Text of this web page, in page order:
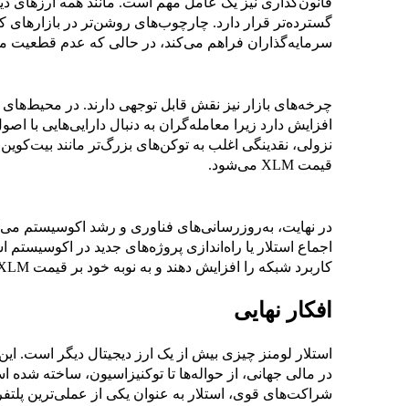
گسترده‌تر قرار دارد. چارچوب‌های روشن‌تر در
سرمایه‌گذاران فراهم می‌کند، در حالی که عدم قطعیت
افزایش دارد زیرا معامله‌گران به دنبال دارایی‌هایی
نزولی، نقدینگی اغلب به توکن‌های بزرگ‌تر مانند
قیمت XLM می‌شود.
در نهایت، به‌روزرسانی‌های فناوری و رشد اکوسیستم
اجماع استلار یا راه‌اندازی پروژه‌های جدید در اکوسیستم
کاربرد شبکه را افزایش دهند و به نوبه خود بر قیمت XLM تأثیر بگذارند.
افکار نهایی
استلار لومنز چیزی بیش از یک ارز دیجیتال دیگر
در مالی جهانی، از حواله‌ها تا توکنیزاسیون، ساخته
شراکت‌های قوی، استلار به عنوان یکی از عملی‌ترین